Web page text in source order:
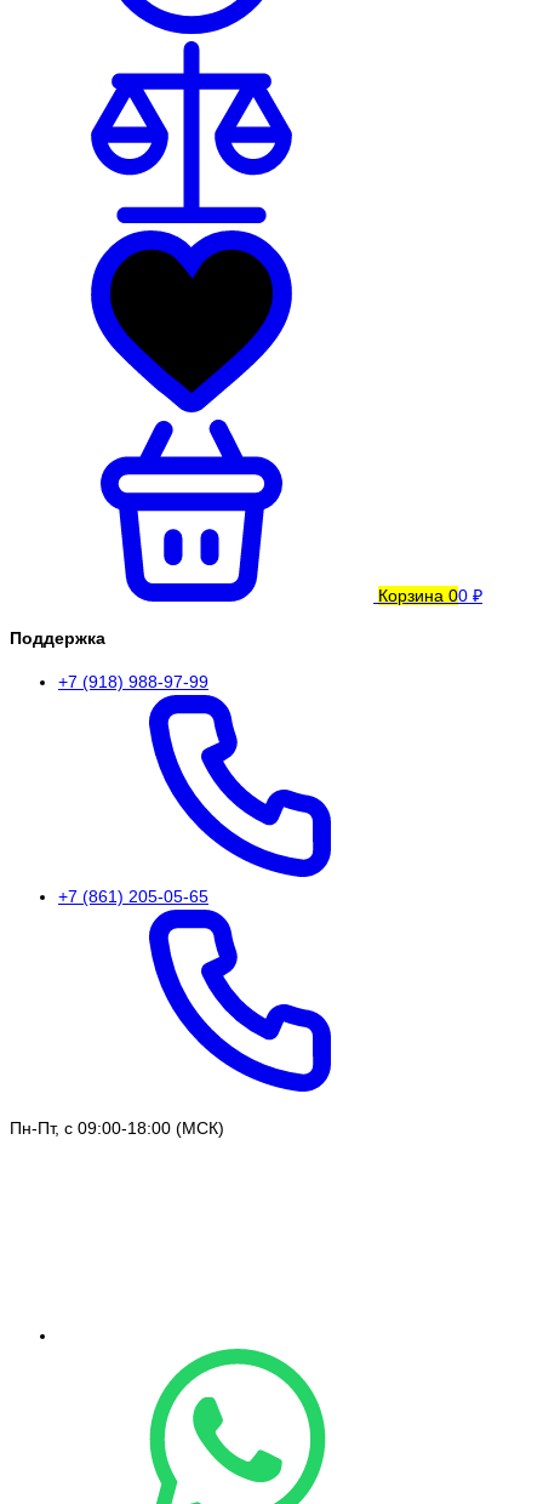
Корзина 00 ₽
Поддержка
+7 (918) 988-97-99
+7 (861) 205-05-65
Пн-Пт, с 09:00-18:00 (МСК)